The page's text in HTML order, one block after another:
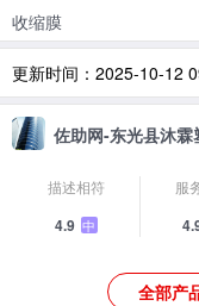
收缩膜
更新时间：2025-10-12
佐助网-东光县沐
描述相符
4.9 中
服
全部产